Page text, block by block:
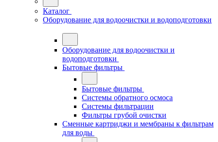
Каталог
Оборудование для водоочистки и водоподготовки
Оборудование для водоочистки и
водоподготовки
Бытовые фильтры
Бытовые фильтры
Системы обратного осмоса
Системы фильтрации
Фильтры грубой очистки
Сменные картриджи и мембраны к фильтрам
для воды